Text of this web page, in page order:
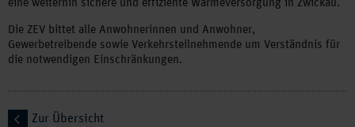
eine weiterhin sichere und effiziente Wärmeversorgung in Zwickau.
Die ZEV bittet alle Anwohnerinnen und Anwohner,
Gewerbetreibende sowie Verkehrsteilnehmende um Verständnis für
die notwendigen Einschränkungen.
Zur Übersicht